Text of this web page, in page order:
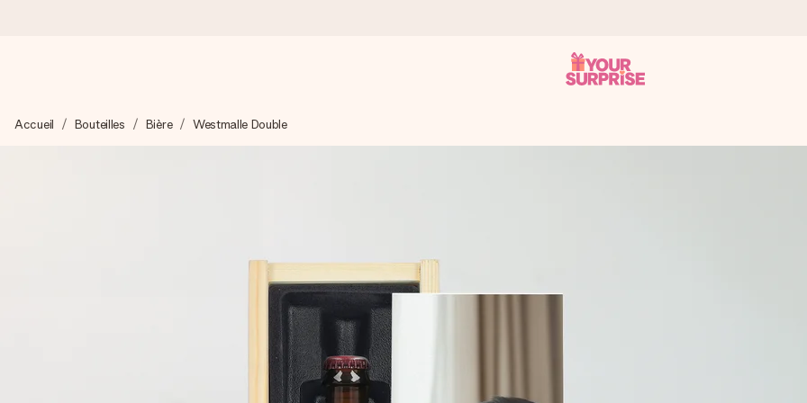
Nous préparons votre cadeau avec attention et l’envoyons en un éclair – pour que vous puissiez l’offrir au bon moment, quand
Créez quelque chose d’unique en quelques étapes – avec son prénom, votre photo ou un message qui touche le cœur. Sans
Accueil Bouteilles Bière Westmalle Double